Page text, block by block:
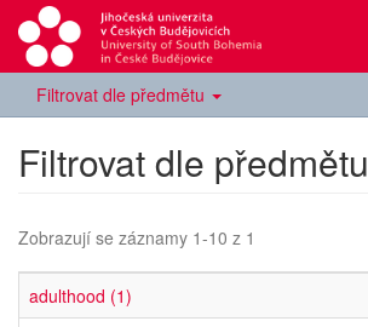
Filtrovat dle předmětu
Filtrovat dle předmětu
Zobrazují se záznamy 1-10 z 1
adulthood (1)